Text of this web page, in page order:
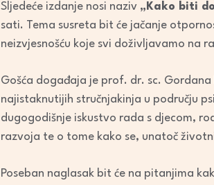
Sljedeće izdanje nosi naziv „Kako biti
sati. Tema susreta bit će jačanje
neizvjesnošću koje svi doživljavamo na
Gošća događaja je prof. dr. sc.
najistaknutijih stručnjakinja u području
dugogodišnje iskustvo rada s djecom,
razvoja te o tome kako se, unatoč
Poseban naglasak bit će na pitanjima